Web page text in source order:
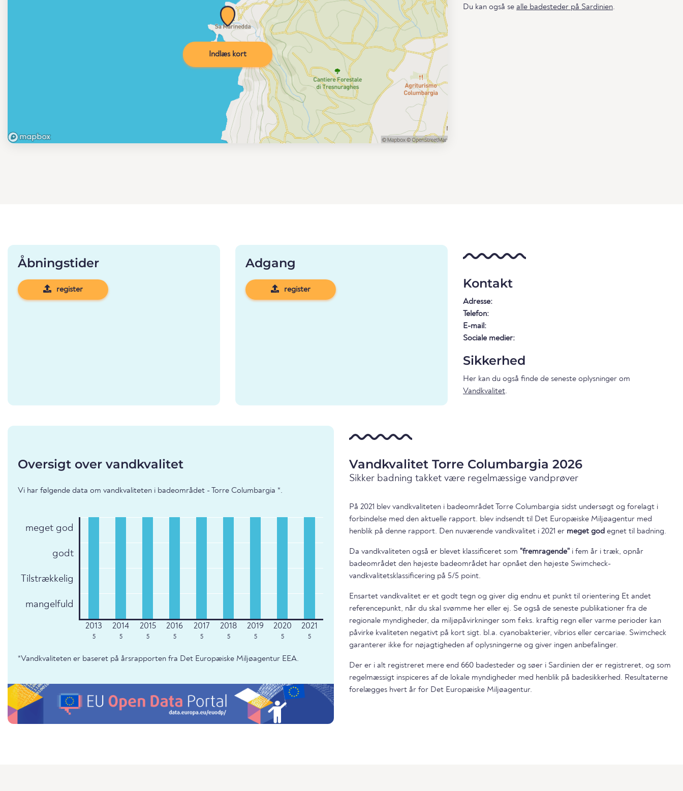
Indlæs kort
Du kan også se alle badesteder på Sardinien.
Åbningstider
register
Adgang
register Kontakt
Adresse:
Telefon:
E-mail:
Sociale medier:
Sikkerhed
Her kan du også finde de seneste oplysninger om
Vandkvalitet.
Oversigt over vandkvalitet
Vi har følgende data om vandkvaliteten i badeområdet - Torre Columbargia *.
meget god
godt
Tilstrækkelig
mangelfuld
5 5 5 5 5 5 5 5 5
*Vandkvaliteten er baseret på årsrapporten fra Det Europæiske Miljøagentur EEA.
Vandkvalitet Torre Columbargia 2026
Sikker badning takket være regelmæssige vandprøver
På 2021 blev vandkvaliteten i badeområdet Torre Columbargia sidst undersøgt og forelagt i
forbindelse med den aktuelle rapport. blev indsendt til Det Europæiske Miljøagentur med
henblik på denne rapport. Den nuværende vandkvalitet i 2021 er meget god egnet til badning.
Da vandkvaliteten også er blevet klassificeret som "fremragende" i fem år i træk, opnår
badeområdet den højeste badeområdet har opnået den højeste Swimcheck-
vandkvalitetsklassificering på 5/5 point.
Ensartet vandkvalitet er et godt tegn og giver dig endnu et punkt til orientering Et andet
referencepunkt, når du skal svømme her eller ej. Se også de seneste publikationer fra de
regionale myndigheder, da miljøpåvirkninger som f.eks. kraftig regn eller varme perioder kan
påvirke kvaliteten negativt på kort sigt. bl.a. cyanobakterier, vibrios eller cercariae. Swimcheck
garanterer ikke for nøjagtigheden af oplysningerne og giver ingen anbefalinger.
Der er i alt registreret mere end 660 badesteder og søer i Sardinien der er registreret, og som
regelmæssigt inspiceres af de lokale myndigheder med henblik på badesikkerhed. Resultaterne
forelægges hvert år for Det Europæiske Miljøagentur.